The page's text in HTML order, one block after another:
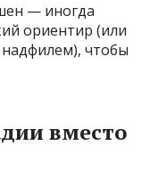
— иногда
ориентир (или
чтобы
вместо